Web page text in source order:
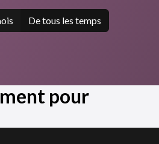
De tous les temps
pour